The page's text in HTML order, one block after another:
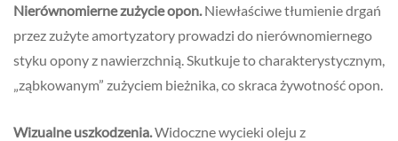
Nierównomierne zużycie opon. Niewłaściwe tłumienie drgań
przez zużyte amortyzatory prowadzi do nierównomiernego
styku opony z nawierzchnią. Skutkuje to charakterystycznym,
„ząbkowanym” zużyciem bieżnika, co skraca żywotność opon.
Wizualne uszkodzenia.Widoczne wycieki oleju z